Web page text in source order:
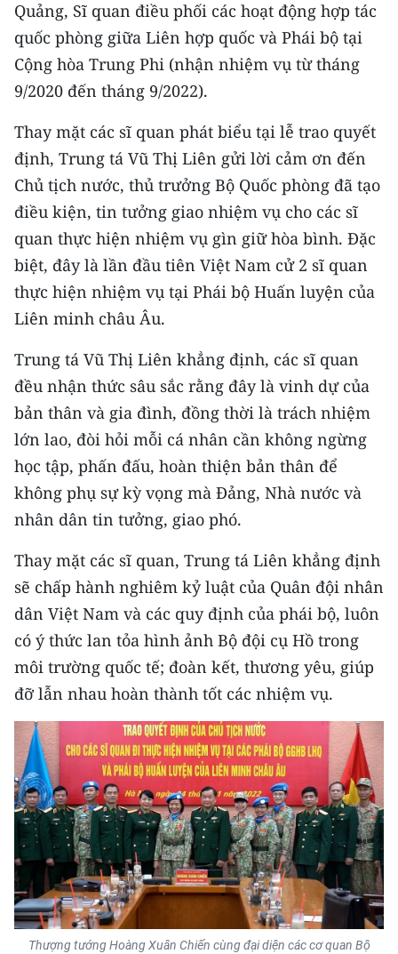
ENGLISH
中文
FRANÇAIS
РУССКИЙ
ESPAÑOL
한국어
Quảng, Sĩ quan điều phối các hoạt động hợp tác
quốc phòng giữa Liên hợp quốc và Phái bộ tại
Cộng hòa Trung Phi (nhận nhiệm vụ từ tháng
9/2020 đến tháng 9/2022).
Thay mặt các sĩ quan phát biểu tại lễ trao quyết
định, Trung tá Vũ Thị Liên gửi lời cảm ơn đến
Chủ tịch nước, thủ trưởng Bộ Quốc phòng đã tạo
điều kiện, tin tưởng giao nhiệm vụ cho các sĩ
quan thực hiện nhiệm vụ gìn giữ hòa bình. Đặc
biệt, đây là lần đầu tiên Việt Nam cử 2 sĩ quan
thực hiện nhiệm vụ tại Phái bộ Huấn luyện của
Liên minh châu Âu.
Trung tá Vũ Thị Liên khẳng định, các sĩ quan
đều nhận thức sâu sắc rằng đây là vinh dự của
bản thân và gia đình, đồng thời là trách nhiệm
lớn lao, đòi hỏi mỗi cá nhân cần không ngừng
học tập, phấn đấu, hoàn thiện bản thân để
không phụ sự kỳ vọng mà Đảng, Nhà nước và
nhân dân tin tưởng, giao phó.
Thay mặt các sĩ quan, Trung tá Liên khẳng định
sẽ chấp hành nghiêm kỷ luật của Quân đội nhân
dân Việt Nam và các quy định của phái bộ, luôn
có ý thức lan tỏa hình ảnh Bộ đội cụ Hồ trong
môi trường quốc tế; đoàn kết, thương yêu, giúp
đỡ lẫn nhau hoàn thành tốt các nhiệm vụ.
Thượng tướng Hoàng Xuân Chiến cùng đại diện các cơ quan Bộ